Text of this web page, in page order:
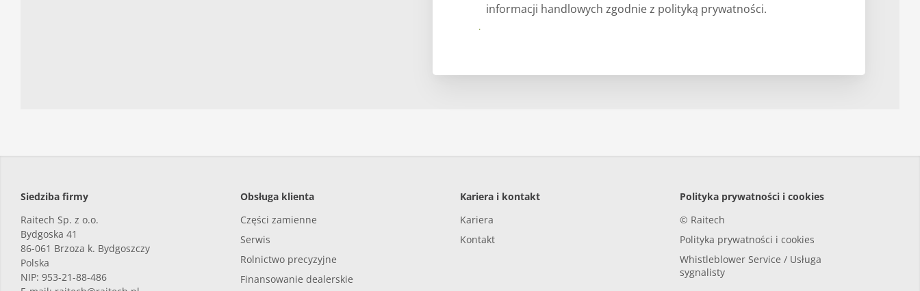
informacji handlowych zgodnie z polityką prywatności.
Prześlij
Siedziba firmy
Raitech Sp. z o.o.
Bydgoska 41
86-061 Brzoza k. Bydgoszczy
Polska
NIP: 953-21-88-486
Obsługa klienta
Części zamienne
Serwis
Rolnictwo precyzyjne
Finansowanie dealerskie
Kariera i kontakt
Kariera
Kontakt
Polityka prywatności i cookies
© Raitech
Polityka prywatności i cookies
Whistleblower Service / Usługa
sygnalisty